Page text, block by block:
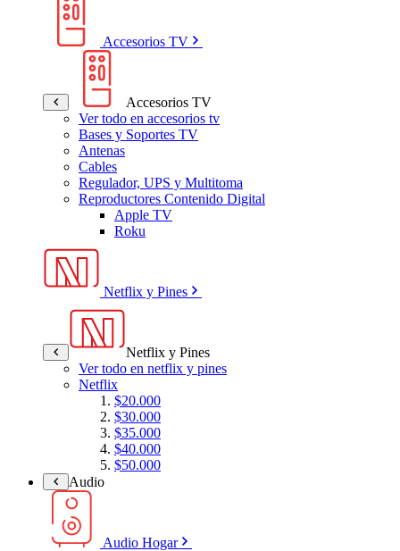
Accesorios TV
Accesorios TV
Ver todo en accesorios tv
Bases y Soportes TV
Antenas
Cables
Regulador, UPS y Multitoma
Reproductores Contenido Digital
Apple TV
Roku
Netflix y Pines
Netflix y Pines
Ver todo en netflix y pines
Netflix
$20.000
$30.000
$35.000
$40.000
$50.000
Audio
Audio Hogar